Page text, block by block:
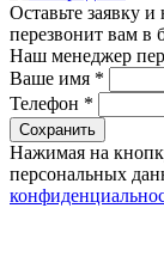
Оставьте заявку
перезвонит вам в
Наш менеджер
Ваше имя *
Телефон *
Сохранить
Нажимая на
персональных